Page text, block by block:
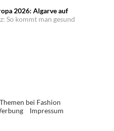
2026: Algarve auf
So kommt man gesund
Themen bei Fashion
Impressum